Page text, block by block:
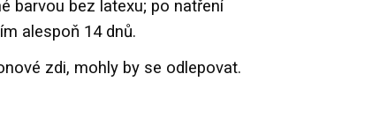
barvou bez latexu; po natření
alespoň 14 dnů.
zdi, mohly by se odlepovat.